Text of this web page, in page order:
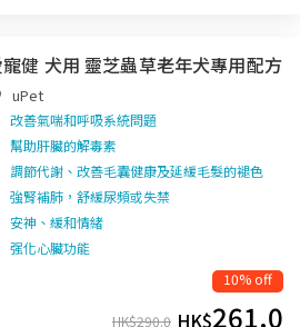
健 犬用 靈芝蟲草老年犬專用配方
uPet
改善氣喘和呼吸系統問題
幫助肝臟的解毒素
調節代謝、改善毛囊健康及延緩毛髮的褪色
強腎補肺，舒緩尿頻或失禁
安神、緩和情緒
强化心臟功能
10% off
HK$290.0 HK$261.0